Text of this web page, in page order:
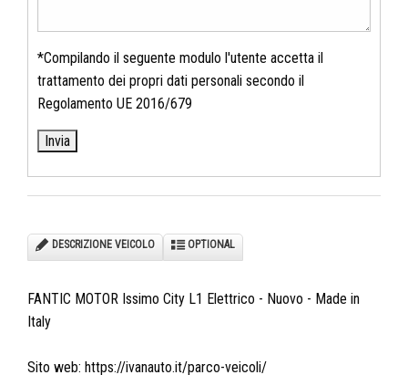
*Compilando il seguente modulo l'utente accetta il
trattamento dei propri dati personali secondo il
Regolamento UE 2016/679
DESCRIZIONE VEICOLO OPTIONAL
FANTIC MOTOR Issimo City L1 Elettrico - Nuovo - Made in
Italy
Sito web: https://ivanauto.it/parco-veicoli/